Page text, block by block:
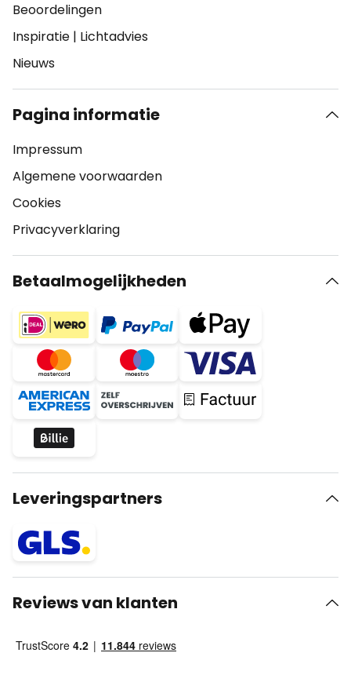
Beoordelingen
Inspiratie | Lichtadvies
Nieuws
Pagina informatie
Impressum
Algemene voorwaarden
Cookies
Privacyverklaring
Betaalmogelijkheden
Leveringspartners
Reviews van klanten